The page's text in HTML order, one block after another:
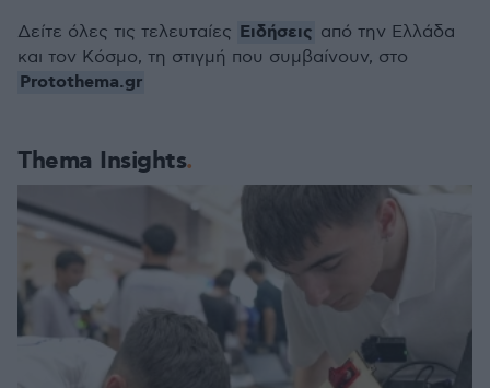
Thema Insights
Δείτε όλες τις τελευταίες Ειδήσεις από την Ελλάδα
και τον Κόσμο, τη στιγμή που συμβαίνουν, στο
Protothema.gr